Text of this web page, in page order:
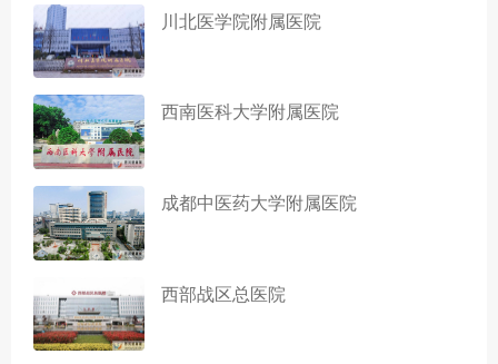
川北医学院附属医院
西南医科大学附属医院
成都中医药大学附属医院
西部战区总医院